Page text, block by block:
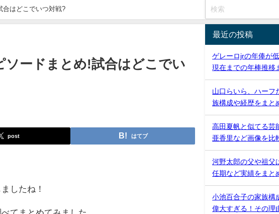
合はどこでいつ対戦?
ソードまとめ!試合はどこでい
post はてブ
したね！
最近の投稿
ゲレーロjrの年俸が
現在までの年棒推移
山口らいら、ハーフ
族構成や経歴をまと
高田夏帆と似てる芸
亜香里など画像を比
河野太郎の父や祖父
任期など実績をまと
小池百合子の家族構
偉大すぎる！その理